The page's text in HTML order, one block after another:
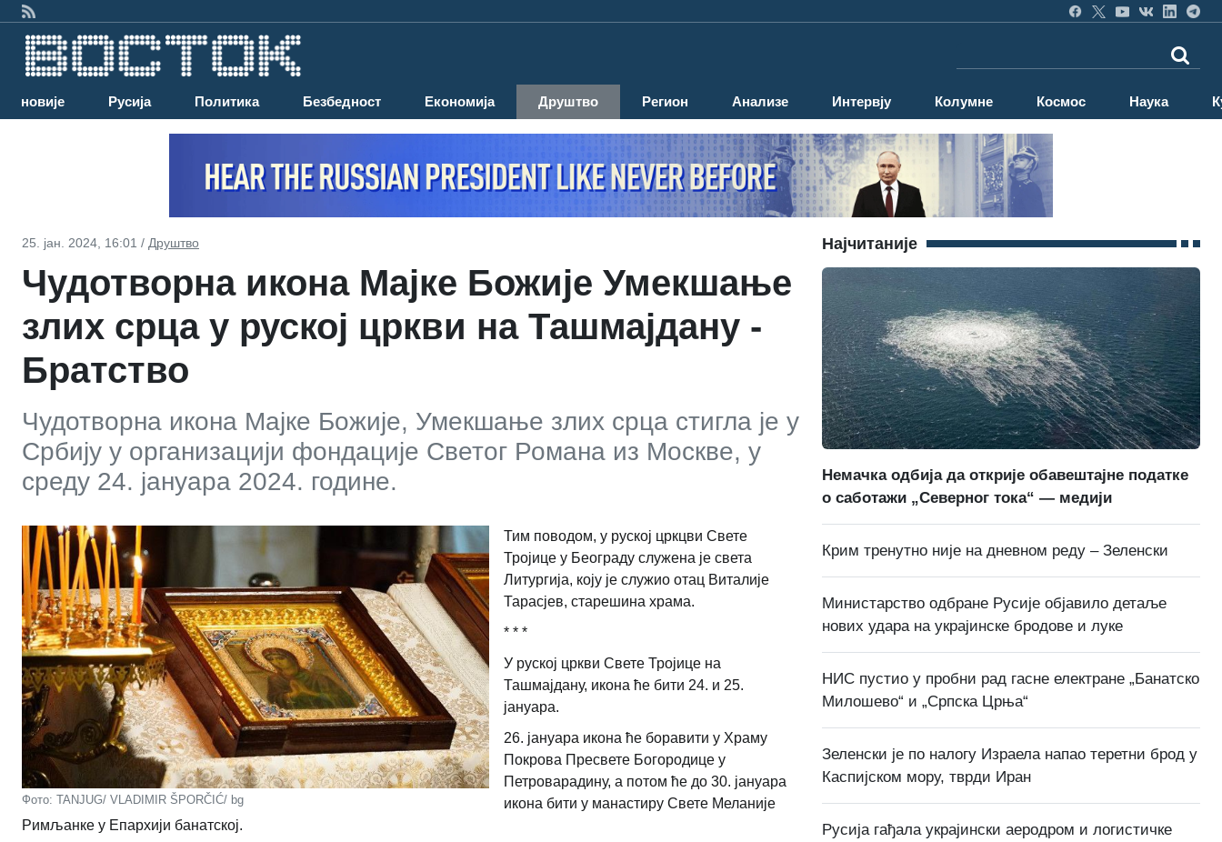
Најновије Русија Политика Безбедност Економија Друштво Регион Анализе Интервју Колумне Космос Наука
25. јан. 2024, 16:01 / Друштво
Чудотворна икона Мајке Божије Умекшање
злих срца у руској цркви на Ташмајдану -
Братство
Чудотворна икона Мајке Божије, Умекшање злих срца стигла је у
Србију у организацији фондације Светог Романа из Москве, у
среду 24. јануара 2024. године.
Фото: TANJUG/ VLADIMIR ŠPORČIĆ/ bg
Тим поводом, у руској цркцви Свете
Тројице у Београду служена је света
Литургија, коју је служио отац Виталије
Тарасјев, старешинa храма.
* * *
У руској цркви Свете Тројице на
Ташмајдану, икона ће бити 24. и 25.
јануара.
26. јануара икона ће боравити у Храму
Покрова Пресвете Богородице у
Петроварадину, а потом ће до 30. јануара
икона бити у манастиру Свете Меланије
Римљанке у Епархији банатској.
Најчитаније
Немачка одбија да открије обавештајне податке
о саботажи „Северног тока“ — медији
Крим тренутно није на дневном реду – Зеленски
Министарство одбране Русије објавило детаље
нових удара на украјинске бродове и луке
НИС пустио у пробни рад гасне електране „Банатско
Милошево“ и „Српска Црња“
Зеленски је по налогу Израела напао теретни брод у
Каспијском мору, тврди Иран
Русија гађала украјински аеродром и логистичке